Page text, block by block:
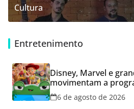
Cultura
Entretenimento
Disney, Marvel e
movimentam a
do Aparecida Shopping
6 de agosto de 2026